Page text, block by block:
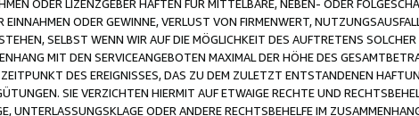
ODER LIZENZGEBER HAFTEN FÜR MITTELBARE, NEBEN- ODER
ODER GEWINNE, VERLUST VON FIRMENWERT,
SELBST WENN WIR AUF DIE MÖGLICHKEIT DES AUFTRETENS
MIT DEN SERVICEANGEBOTEN MAXIMAL DER HÖHE DES
DES EREIGNISSES, DAS ZU DEM ZULETZT ENTSTANDENEN
SIE VERZICHTEN HIERMIT AUF ETWAIGE RECHTE UND
UNTERLASSUNGSKLAGE ODER ANDERE RECHTSBEHELFE IM